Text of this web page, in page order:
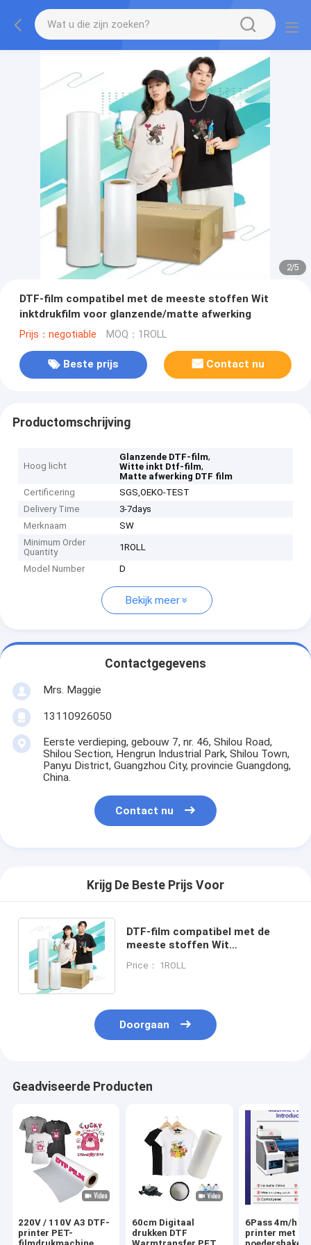
2/5
DTF-film compatibel met de meeste stoffen Wit
inktdrukfilm voor glanzende/matte afwerking
Prijs：negotiable MOQ：1ROLL
Beste prijs Contact nu
Productomschrijving
Hoog licht
Glanzende DTF-film,
Witte inkt Dtf-film,
Matte afwerking DTF film
Certificering
SGS,OEKO-TEST
Delivery Time
3-7days
Merknaam
SW
Minimum Order
Quantity
1ROLL
Model Number D
Bekijk meer
Contactgegevens
Mrs. Maggie
13110926050
Eerste verdieping, gebouw 7, nr. 46, Shilou Road,
Shilou Section, Hengrun Industrial Park, Shilou Town,
Panyu District, Guangzhou City, provincie Guangdong,
China.
Contact nu
Krijg De Beste Prijs Voor
DTF-film compatibel met de
meeste stoffen Wit
glanzende/matte afwerking
Price： 1ROLL
Doorgaan
Geadviseerde Producten
220V / 110V A3 DTF-
printer PET-
60cm Digitaal
drukken DTF
6Pass 4m/h
printer met